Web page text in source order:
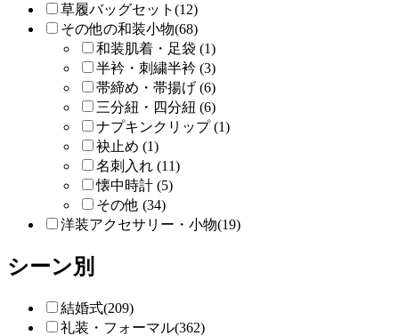
草履バッグセット(12)
その他の和装小物(68)
和装肌着・足袋 (1)
半衿・刺繍半衿 (3)
帯締め・帯揚げ (6)
三分紐・四分紐 (6)
ナプキンクリップ (1)
袂止め (1)
名刺入れ (11)
懐中時計 (5)
その他 (34)
洋装アクセサリー・小物(19)
シーン別
結婚式(209)
礼装・フォーマル(362)